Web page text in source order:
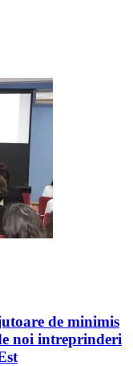
de minimis
noi intreprinderi